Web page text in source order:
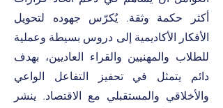
أكثر حكمة وثقة. يُكرّس جهوده لتحويل
الأفكار الأكاديمية إلى دروس بسيطة وعملية
للطلاب والمهنيين والقراء العاديين، بهدف
دائم يتمثل في تحفيز التفاعل الواعي
والأخلاقي والمستقبلي مع الاقتصاد. ينشر